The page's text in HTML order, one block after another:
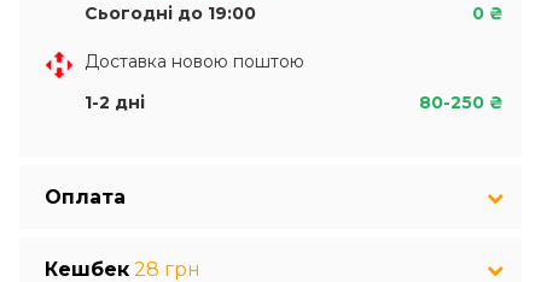
Сьогодні до 19:00
0 ₴
Доставка новою поштою
1-2 дні
80-250 ₴
Оплата
Кешбек 28 грн